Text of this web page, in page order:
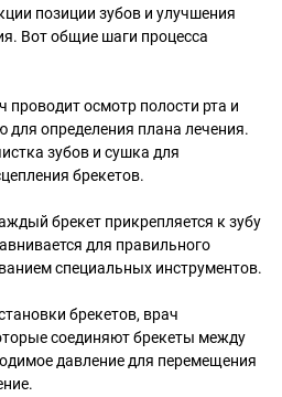
позиции зубов и улучшения
Вот общие шаги процесса
проводит осмотр полости рта и
для определения плана лечения.
зубов и сушка для
брекетов.
брекет прикрепляется к зубу
для правильного
специальных инструментов.
брекетов, врач
соединяют брекеты между
давление для перемещения